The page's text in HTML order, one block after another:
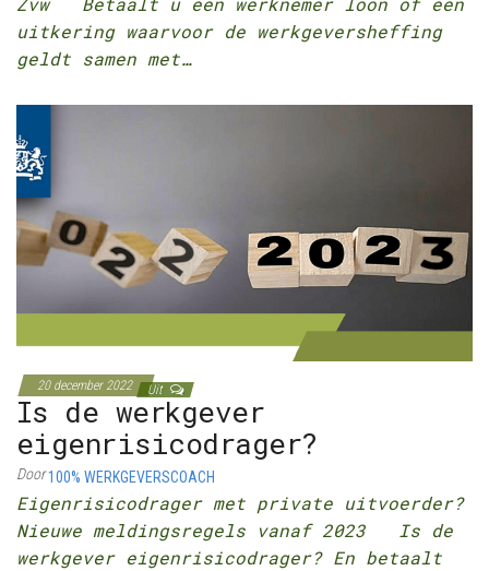
uitkering waarvoor de werkgeversheffing
geldt samen met…
20 december 2022 Uit
Is de werkgever
eigenrisicodrager?
Door100% WERKGEVERSCOACH
Eigenrisicodrager met private uitvoerder?
Nieuwe meldingsregels vanaf 2023 Is de
werkgever eigenrisicodrager? En betaalt